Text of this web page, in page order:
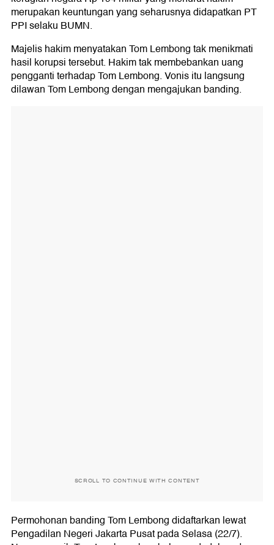
merupakan keuntungan yang seharusnya didapatkan PT
PPI selaku BUMN.
Majelis hakim menyatakan Tom Lembong tak menikmati
hasil korupsi tersebut. Hakim tak membebankan uang
pengganti terhadap Tom Lembong. Vonis itu langsung
dilawan Tom Lembong dengan mengajukan banding.
SCROLL TO CONTINUE WITH CONTENT
Permohonan banding Tom Lembong didaftarkan lewat
Pengadilan Negeri Jakarta Pusat pada Selasa (22/7).